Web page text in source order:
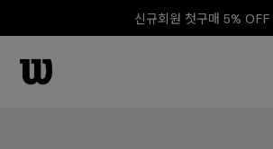
신규회원 첫구매 5% OFF